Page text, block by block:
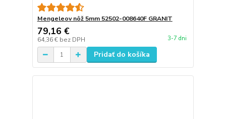
Mengeleov nôž 5mm 52502-008640F GRANIT
79,16 €
64,36 € bez DPH 3-7 dni
Pridať do košíka